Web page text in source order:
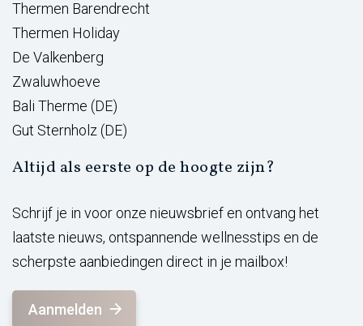
Thermen Barendrecht
Thermen Holiday
De Valkenberg
Zwaluwhoeve
Bali Therme (DE)
Gut Sternholz (DE)
Altijd als eerste op de hoogte zijn?
Schrijf je in voor onze nieuwsbrief en ontvang het
laatste nieuws, ontspannende wellnesstips en de
scherpste aanbiedingen direct in je mailbox!
Aanmelden